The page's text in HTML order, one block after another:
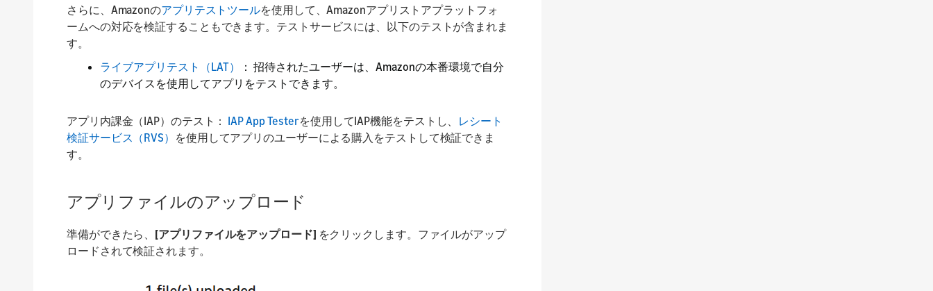
さらに、Amazonのアプリテストツールを使用して、Amazonアプリストアプラットフォ
ームへの対応を検証することもできます。テストサービスには、以下のテストが含まれま
す。
ライブアプリテスト（LAT）
： 招待されたユーザーは、Amazonの本番環境で自分
のデバイスを使用してアプリをテストできます。
アプリ内課金（IAP）のテスト： IAP App Testerを使用してIAP機能をテストし、 レシート
検証サービス（RVS） を使用してアプリのユーザーによる購入をテストして検証できま
す。
アプリファイルのアップロード
準備ができたら、 [アプリファイルをアップロード] をクリックします。ファイルがアップ
ロードされて検証されます。